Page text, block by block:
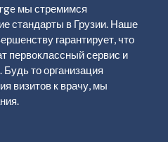
мы стремимся
стандарты в Грузии. Наше
гарантирует, что
первоклассный сервис и
то организация
визитов к врачу, мы